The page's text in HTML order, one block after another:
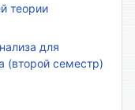
теории
для
(второй семестр)